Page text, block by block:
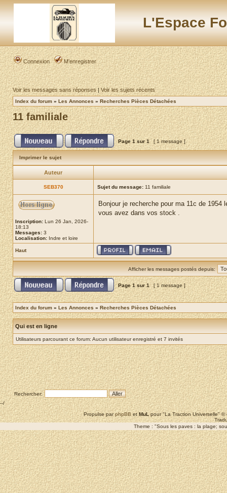
L'Espace
Connexion M’enregistrer
Voir les messages sans réponses|Voir les sujets récents
Index du forum » Les Annonces » Recherches Pièces Détachées
11 familiale
Page1sur1 [ 1 message ]
Imprimer le sujet
Auteur
SEB370 Sujet du message: 11 familiale
Inscription: Lun 26 Jan, 2026-
18:13
Messages: 3
Localisation: Indre et loire
Bonjour je recherche pour ma 11c de
vous avez dans vos stock .
Haut
Afficher les messages postés depuis:
Page1sur1 [ 1 message ]
Index du forum » Les Annonces » Recherches Pièces Détachées
Qui est en ligne
Utilisateurs parcourant ce forum: Aucun utilisateur enregistré et 7 invités
Rechercher:
--/
Propulse parphpBBetMuLpour "La Traction Universelle"
Theme : "Sous les paves : la plage;